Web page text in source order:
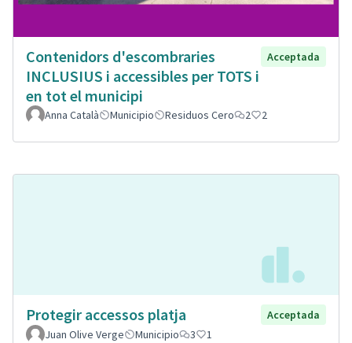
Contenidors d'escombraries
INCLUSIUS i accessibles per TOTS i
en tot el municipi
Acceptada
Anna Català Municipio Residuos Cero 2 2
Protegir accessos platja
Acceptada
Juan Olive Verge
Municipio 3 1